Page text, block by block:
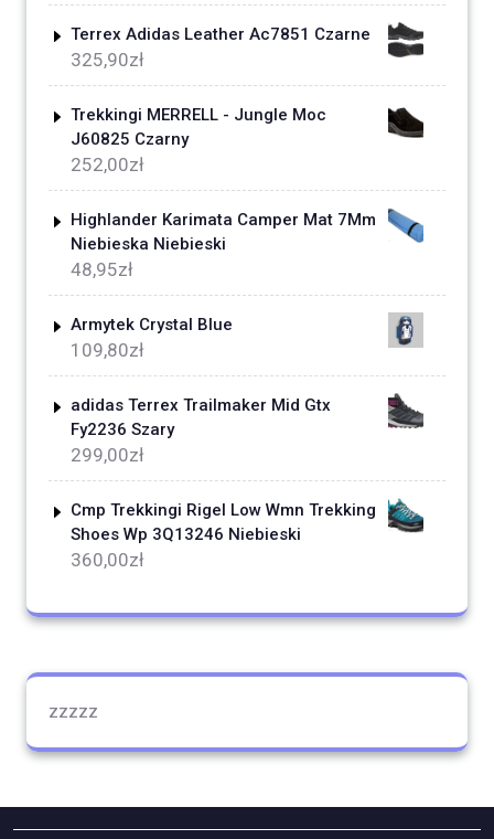
Terrex Adidas Leather Ac7851 Czarne
325,90zł
Trekkingi MERRELL - Jungle Moc
J60825 Czarny
252,00zł
Highlander Karimata Camper Mat 7Mm
Niebieska Niebieski
48,95zł
Armytek Crystal Blue
109,80zł
adidas Terrex Trailmaker Mid Gtx
Fy2236 Szary
299,00zł
Cmp Trekkingi Rigel Low Wmn Trekking
Shoes Wp 3Q13246 Niebieski
360,00zł
zzzzz